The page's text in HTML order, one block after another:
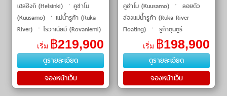
เฮลซิงกิ (Helsinki) ㆍคูซาโม
(Kuusamo) ㆍแม่น้ำรูก้า (Ruka
River) ㆍโรวาเนียมี (Rovaniemi)
ㆍฟาร์มสุนัขฮัสกี้ (Husky Farm)
ㆍเกาะโคติซารี (Kotisaari Island)
ㆍกิจ
เริ่ม ฿219,900
ดูรายละเอียด
จองหน้าเว็บ
คูซาโม (Kuusamo) ㆍ ลอยตัว
ล่องแม่น้ำรูก้า (Ruka River
Floating) ㆍ รูก้าตุนตูรี
(Rukatunturi) ㆍ รูก้าโคสเตอร์
(Ruka Coaster) ㆍ รูก้าซิปไลน์
(Ruka Zipline) ㆍ โร�
เริ่ม ฿198,900
ดูรายละเอียด
จองหน้าเว็บ